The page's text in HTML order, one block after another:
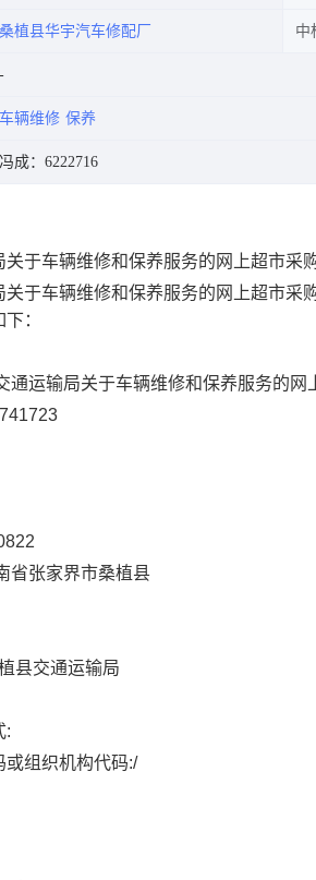
桑植县华宇汽车修配厂 中
车辆维修 保养
冯成：6222716
于车辆维修和保养服务的网上超市采
于车辆维修和保养服务的网上超市采
：
通运输局关于车辆维修和保养服务的网
省张家界市桑植县
县交通运输局
:
或组织机构代码:/